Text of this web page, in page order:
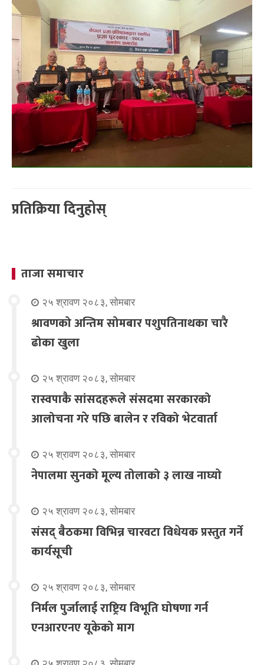
प्रतिक्रिया दिनुहोस्
ताजा समाचार
२५ श्रावण २०८३, सोमबार
श्रावणको अन्तिम सोमबार पशुपतिनाथका चारै
ढोका खुला
२५ श्रावण २०८३, सोमबार
रास्वपाकै सांसदहरूले संसदमा सरकारको
आलोचना गरे पछि बालेन र रविको भेटवार्ता
२५ श्रावण २०८३, सोमबार
नेपालमा सुनको मूल्य तोलाको ३ लाख नाघ्यो
२५ श्रावण २०८३, सोमबार
संसद् बैठकमा विभिन्न चारवटा विधेयक प्रस्तुत गर्ने
कार्यसूची
२५ श्रावण २०८३, सोमबार
निर्मल पुर्जालाई राष्ट्रिय विभूति घोषणा गर्न
एनआरएनए यूकेको माग